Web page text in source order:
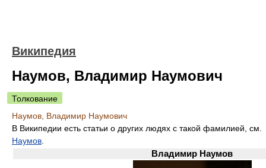
Википедия
Наумов, Владимир Наумович
Толкование
Наумов, Владимир Наумович
В Википедии есть статьи о других людях с такой фамилией, см.
Наумов
Владимир Наумов